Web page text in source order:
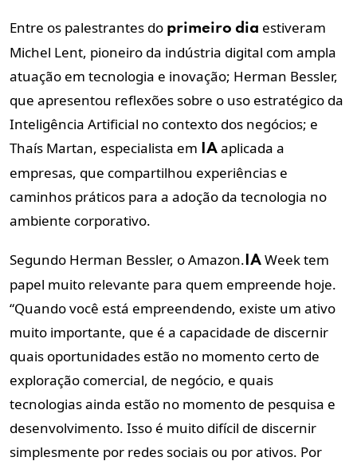
Entre os palestrantes do primeiro dia estiveram
Michel Lent, pioneiro da indústria digital com ampla
atuação em tecnologia e inovação; Herman Bessler,
que apresentou reflexões sobre o uso estratégico da
Inteligência Artificial no contexto dos negócios; e
Thaís Martan, especialista em
IA aplicada a
empresas, que compartilhou experiências e
caminhos práticos para a adoção da tecnologia no
ambiente corporativo.
Segundo Herman Bessler, o Amazon. IA Week tem
papel muito relevante para quem empreende hoje.
“Quando você está empreendendo, existe um ativo
muito importante, que é a capacidade de discernir
quais oportunidades estão no momento certo de
exploração comercial, de negócio, e quais
tecnologias ainda estão no momento de pesquisa e
desenvolvimento. Isso é muito difícil de discernir
simplesmente por redes sociais ou por ativos. Por